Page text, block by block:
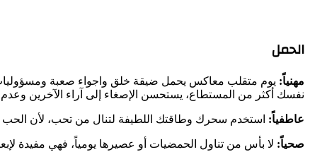
الحمل
مهنياً: يوم متقلب معاكس يحمل ضيقة خلق واجواء صعبة
نفسك أكثر من المستطاع، يستحسن الإصغاء إلى آراء الآخرين وعدم
عاطفياً: استخدم سحرك وطاقتك اللطيفة لتنال من تحب، لأن الحب
صحياً: لا بأس من تناول الحمضيات أو عصيرها يومياً، فهي مفيدة